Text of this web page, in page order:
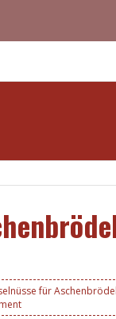
für Aschenbrödel